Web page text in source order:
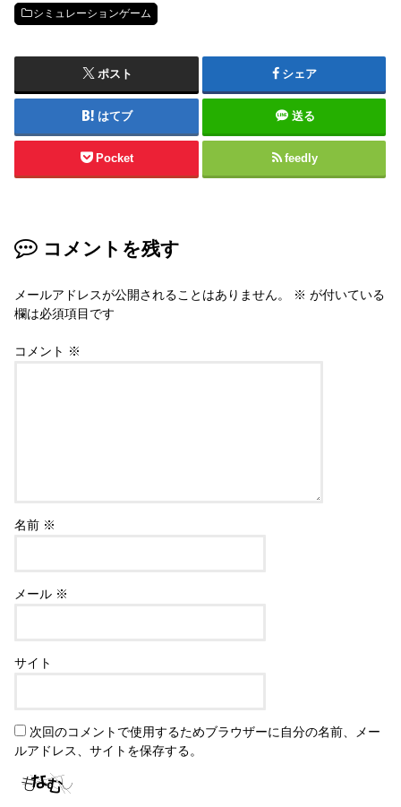
シミュレーションゲーム
ポスト シェア
はてブ 送る
Pocket feedly
コメントを残す
メールアドレスが公開されることはありません。 ※ が付いている
欄は必須項目です
コメント ※
名前 ※
メール ※
サイト
次回のコメントで使用するためブラウザーに自分の名前、メー
ルアドレス、サイトを保存する。